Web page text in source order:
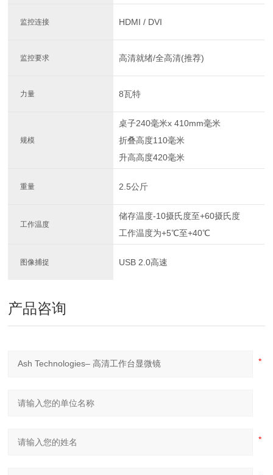
监控连接 HDMI / DVI
监控要求 高清就绪/全高清(推荐)
力量 8瓦特
规模
桌子240毫米x 410mm毫米
折叠高度110毫米
升高高度420毫米
重量 2.5公斤
工作温度
储存温度-10摄氏度至+60摄氏度
工作温度为+5℃至+40℃
图像捕捉 USB 2.0高速
产品咨询